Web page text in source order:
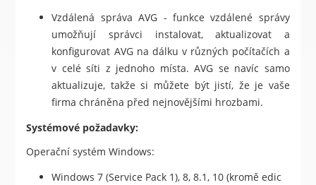
Vzdálená správa AVG - funkce vzdálené správy
umožňují správci instalovat, aktualizovat a
konfigurovat AVG na dálku v různých počítačích a
v celé síti z jednoho místa. AVG se navíc samo
aktualizuje, takže si můžete být jistí, že je vaše
firma chráněna před nejnovějšími hrozbami.
Systémové požadavky:
Operační systém Windows:
Windows 7 (Service Pack 1), 8, 8.1, 10 (kromě edic